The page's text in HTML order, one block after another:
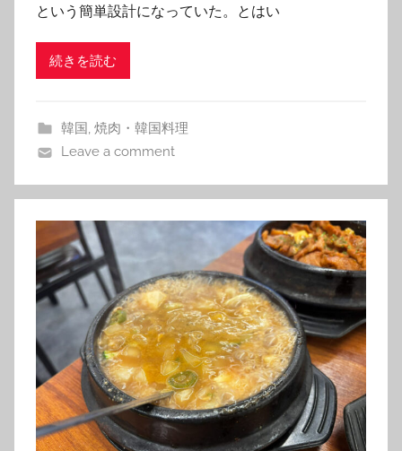
という簡単設計になっていた。とはい
続きを読む
韓国 , 焼肉・韓国料理
Leave a comment